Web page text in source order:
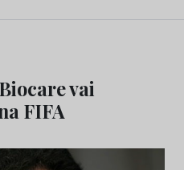
vai
FIFA